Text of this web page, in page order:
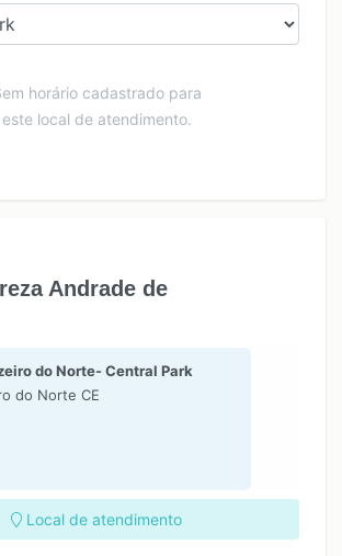
horário cadastrado para
este local de atendimento.
Andrade de
do Norte- Central Park
do Norte CE
Local de atendimento